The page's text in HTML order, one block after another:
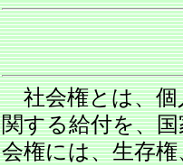
社会権とは、個
関する給付を、
会権には、生存